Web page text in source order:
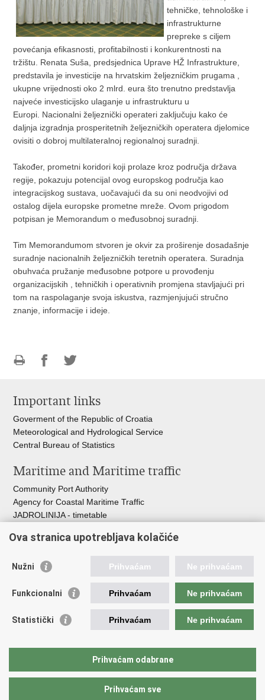
tehničke, tehnološke i
infrastrukturne
prepreke s ciljem
povećanja efikasnosti, profitabilnosti i konkurentnosti na
tržištu. Renata Suša, predsjednica Uprave HŽ Infrastrukture,
predstavila je investicije na hrvatskim željezničkim prugama ,
ukupne vrijednosti oko 2 mlrd. eura što trenutno predstavlja
najveće investicijsko ulaganje u infrastrukturu u
Europi. Nacionalni željeznički operateri zaključuju kako će
daljnja izgradnja prosperitetnih željezničkih operatera djelomice
ovisiti o dobroj multilateralnoj regionalnoj suradnji.
Također, prometni koridori koji prolaze kroz područja država
regije, pokazuju potencijal ovog europskog područja kao
integracijskog sustava, uočavajući da su oni neodvojivi od
ostalog dijela europske prometne mreže. Ovom prigodom
potpisan je Memorandum o međusobnoj suradnji.
Tim Memorandumom stvoren je okvir za proširenje dosadašnje
suradnje nacionalnih željezničkih teretnih operatera. Suradnja
obuhvaća pružanje međusobne potpore u provođenju
organizacijskih , tehničkih i operativnih promjena stavljajući pri
tom na raspolaganje svoja iskustva, razmjenjujući stručno
znanje, informacije i ideje.
page
FacebookTwitteru
Important links
Goverment of the Republic of Croatia
Meteorological and Hydrological Service
Central Bureau of Statistics
Maritime and Maritime traffic
Community Port Authority
Agency for Coastal Maritime Traffic
JADROLINIJA - timetable
Croatian Motorways
Bus station Zagreb
Craotian Railways Passenger Transport
Zagreb International Airport - Franjo Tuđman
Ova stranica upotrebljava kolačiće
Nužni Prihvaćam Ne prihvaćam
Funkcionalni Prihvaćam Ne prihvaćam
Statistički Prihvaćam Ne prihvaćam
Prihvaćam odabrane
Prihvaćam sve